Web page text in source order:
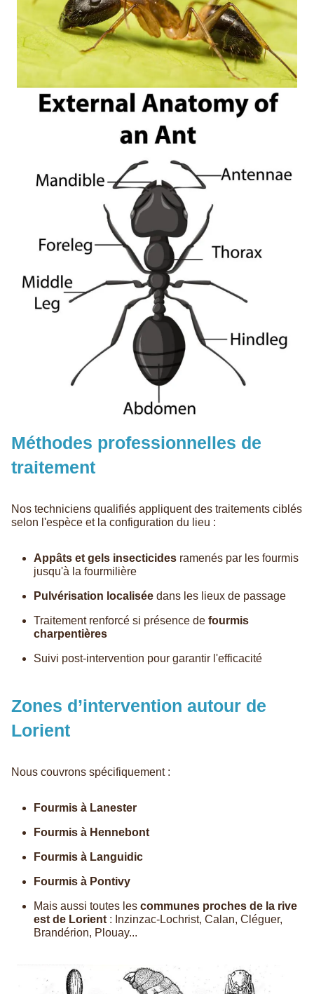
Méthodes professionnelles de
traitement
Nos techniciens qualifiés appliquent des traitements ciblés
selon l'espèce et la configuration du lieu :
Appâts et gels insecticides ramenés par les fourmis
jusqu'à la fourmilière
Pulvérisation localisée dans les lieux de passage
Traitement renforcé si présence de fourmis
charpentières
Suivi post-intervention pour garantir l'efficacité
Zones d’intervention autour de
Lorient
Nous couvrons spécifiquement :
Fourmis à Lanester
Fourmis à Hennebont
Fourmis à Languidic
Fourmis à Pontivy
Mais aussi toutes les communes proches de la rive
est de Lorient : Inzinzac-Lochrist, Calan, Cléguer,
Brandérion, Plouay...